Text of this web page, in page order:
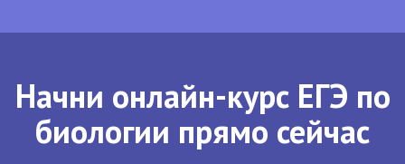
Начни онлайн-курс ЕГЭ по
биологии прямо сейчас